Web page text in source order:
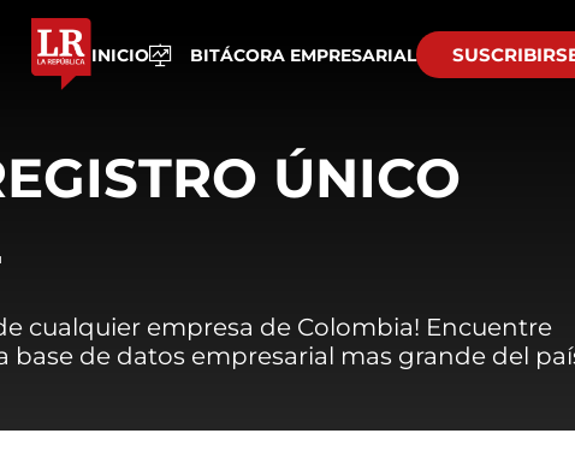
INICIO BITÁCORA EMPRESARIAL
ÚNICO
cualquier empresa de Colombia! Encuentre
base de datos empresarial mas grande del